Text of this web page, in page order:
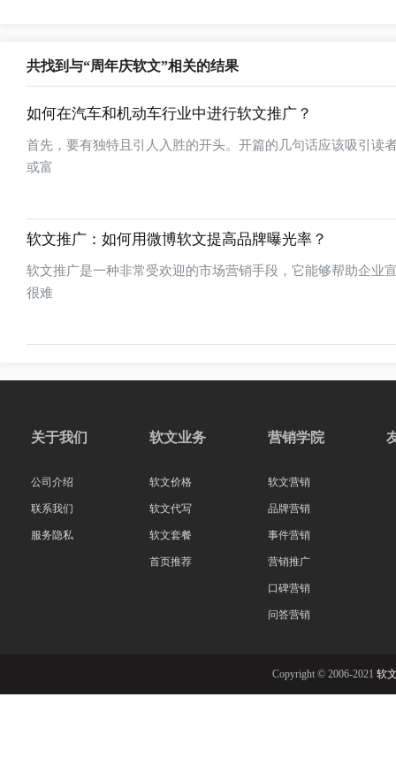
共找到与“周年庆软文”相关的结果
如何在汽车和机动车行业中进行软文推广？
首先，要有独特且引人入胜的开头。开篇的几句话应该吸引读
或富
软文推广：如何用微博软文提高品牌曝光率？
软文推广是一种非常受欢迎的市场营销手段，它能够帮助企业
很难
关于我们
公司介绍
联系我们
服务隐私
软文业务
软文价格
软文代写
软文套餐
首页推荐
营销学院
软文营销
品牌营销
事件营销
营销推广
口碑营销
问答营销
Copyright © 2006-2021 软